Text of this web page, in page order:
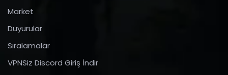
Market
Duyurular
Sıralamalar
VPNSiz Discord Giriş İndir